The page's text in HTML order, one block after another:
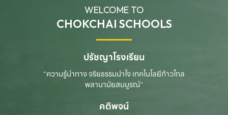
WELCOME TO
CHOKCHAI SCHOOLS
ปรัชญาโรงเรียน
“ความรู้นำทาง จริยธรรมนำใจ เทคโนโลยีก้าวไกล
พลานามัยสมบูรณ์”
คติพจน์